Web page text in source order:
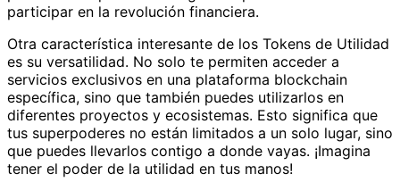
participar en la revolución financiera.
Otra característica interesante de los Tokens de Utilidad
es su versatilidad. No solo te permiten acceder a
servicios exclusivos en una plataforma blockchain
específica, sino que también puedes utilizarlos en
diferentes proyectos y ecosistemas. Esto significa que
tus superpoderes no están limitados a un solo lugar, sino
que puedes llevarlos contigo a donde vayas. ¡Imagina
tener el poder de la utilidad en tus manos!